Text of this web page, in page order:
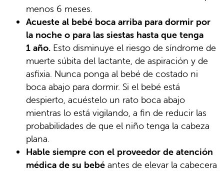
menos 6 meses.
Acueste al bebé boca arriba para dormir por
la noche o para las siestas hasta que tenga
1 año. Esto disminuye el riesgo de síndrome de
muerte súbita del lactante, de aspiración y de
asfixia. Nunca ponga al bebé de costado ni
boca abajo para dormir. Si el bebé está
despierto, acuéstelo un rato boca abajo
mientras lo está vigilando, a fin de reducir las
probabilidades de que el niño tenga la cabeza
plana.
Hable siempre con el proveedor de atención
médica de su bebé antes de elevar la cabecera